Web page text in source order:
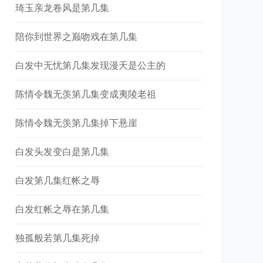
琦玉亲龙卷风是第几集
陪你到世界之巅吻戏在第几集
白发中无忧第几集发现漫夭是公主的
陈情令魏无羡第几集变成夷陵老祖
陈情令魏无羡第几集掉下悬崖
白发头发变白是第几集
白发第几集红帐之辱
白发红帐之辱在第几集
独孤般若第几集死掉